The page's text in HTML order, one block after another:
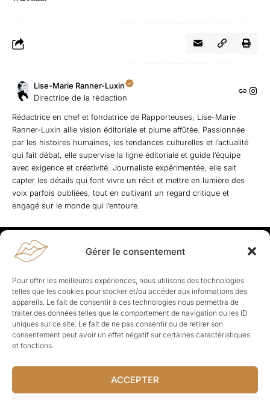
Gérer le consentement
Pour offrir les meilleures expériences, nous utilisons des technologies
telles que les cookies pour stocker et/ou accéder aux informations des
appareils. Le fait de consentir à ces technologies nous permettra de
traiter des données telles que le comportement de navigation ou les ID
uniques sur ce site. Le fait de ne pas consentir ou de retirer son
consentement peut avoir un effet négatif sur certaines caractéristiques
et fonctions.
ACCEPTER
Lise-Marie Ranner-Luxin
Directrice de la rédaction
Rédactrice en chef et fondatrice de Rapporteuses, Lise-Marie
Ranner-Luxin allie vision éditoriale et plume affûtée. Passionnée
par les histoires humaines, les tendances culturelles et l’actualité
qui fait débat, elle supervise la ligne éditoriale et guide l’équipe
avec exigence et créativité. Journaliste expérimentée, elle sait
capter les détails qui font vivre un récit et mettre en lumière des
voix parfois oubliées, tout en cultivant un regard critique et
engagé sur le monde qui l’entoure.
Rapporteuses
À propos de Rapporteuses :Rapporteuses, c’est l’histoire de
Parisiennes, bien dans leurs baskets qui aiment rapporter ce qui leur
cause, leur apporte et leur rapporte !
Les Topics
Société Politique Business Culture
Sport
Lifestyle